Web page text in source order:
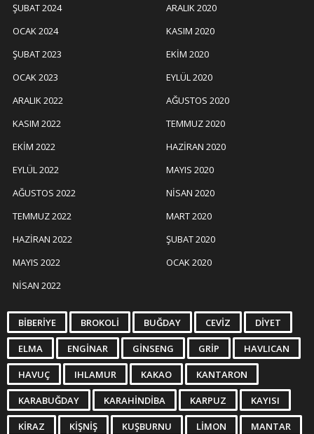
ŞUBAT 2024
OCAK 2024
ŞUBAT 2023
OCAK 2023
ARALIK 2022
KASIM 2022
EKIM 2022
EYLÜL 2022
AĞUSTOS 2022
TEMMUZ 2022
HAZIRAN 2022
MAYIS 2022
NISAN 2022
ARALIK 2020
KASIM 2020
EKIM 2020
EYLÜL 2020
AĞUSTOS 2020
TEMMUZ 2020
HAZIRAN 2020
MAYIS 2020
NISAN 2020
MART 2020
ŞUBAT 2020
OCAK 2020
BIBERIYE BROKOLI BUĞDAY CEVIZ DIYET
ELMA ENGINAR GINSENG GRIP HAVLICAN
HAVUÇ IHLAMUR KAKAO KANTARON
KARABUĞDAY KARAHINDIBA KARPUZ KAYISI
KIRAZ KIŞNIŞ KUŞBURNU LIMON MANTAR